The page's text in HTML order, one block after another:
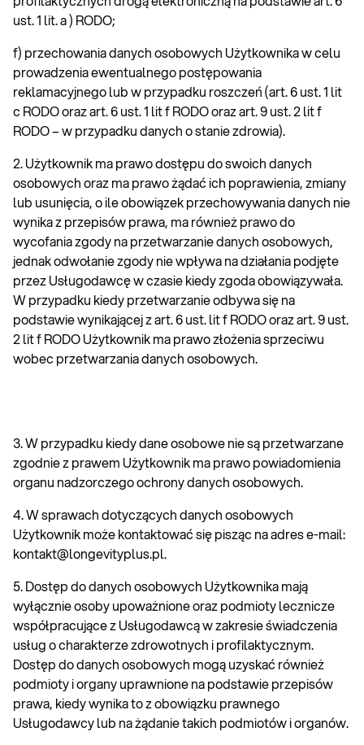
ust. 1 lit. a ) RODO;
f) przechowania danych osobowych Użytkownika w celu
prowadzenia ewentualnego postępowania
reklamacyjnego lub w przypadku roszczeń (art. 6 ust. 1 lit
c RODO oraz art. 6 ust. 1 lit f RODO oraz art. 9 ust. 2 lit f
RODO – w przypadku danych o stanie zdrowia).
2. Użytkownik ma prawo dostępu do swoich danych
osobowych oraz ma prawo żądać ich poprawienia, zmiany
lub usunięcia, o ile obowiązek przechowywania danych nie
wynika z przepisów prawa, ma również prawo do
wycofania zgody na przetwarzanie danych osobowych,
jednak odwołanie zgody nie wpływa na działania podjęte
przez Usługodawcę w czasie kiedy zgoda obowiązywała.
W przypadku kiedy przetwarzanie odbywa się na
podstawie wynikającej z art. 6 ust. lit f RODO oraz art. 9 ust.
2 lit f RODO Użytkownik ma prawo złożenia sprzeciwu
wobec przetwarzania danych osobowych.
3. W przypadku kiedy dane osobowe nie są przetwarzane
zgodnie z prawem Użytkownik ma prawo powiadomienia
organu nadzorczego ochrony danych osobowych.
4. W sprawach dotyczących danych osobowych
Użytkownik może kontaktować się pisząc na adres e-mail:
kontakt@longevityplus.pl.
5. Dostęp do danych osobowych Użytkownika mają
wyłącznie osoby upoważnione oraz podmioty lecznicze
współpracujące z Usługodawcą w zakresie świadczenia
usług o charakterze zdrowotnych i profilaktycznym.
Dostęp do danych osobowych mogą uzyskać również
podmioty i organy uprawnione na podstawie przepisów
prawa, kiedy wynika to z obowiązku prawnego
Usługodawcy lub na żądanie takich podmiotów i organów.